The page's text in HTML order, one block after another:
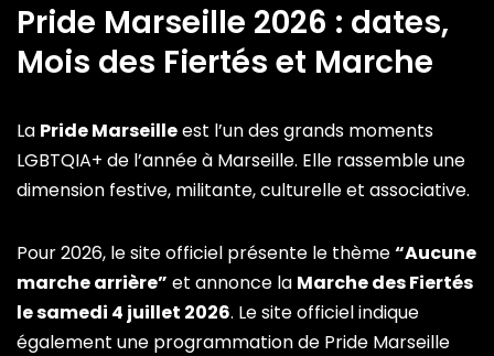
Pride Marseille 2026 : dates,
Mois des Fiertés et Marche
La Pride Marseilleest l’un des grands moments
LGBTQIA+ de l’année à Marseille. Elle rassemble une
dimension festive, militante, culturelle et associative.
Pour 2026, le site officiel présente le thème“Aucune
marche arrière” et annonce la Marche des Fiertés
le samedi 4 juillet 2026. Le site officiel indique
également une programmation de Pride Marseille